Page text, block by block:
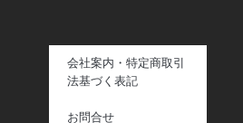
会社案内・特定商取引
法基づく表記
お問合せ